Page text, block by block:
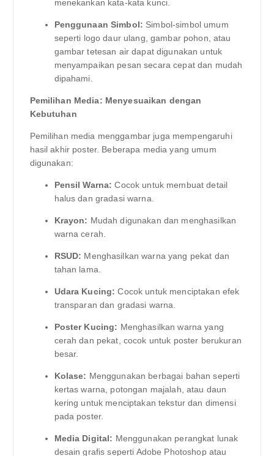
menekankan kata-kata kunci.
Penggunaan Simbol: Simbol-simbol umum
seperti logo daur ulang, gambar pohon, atau
gambar tetesan air dapat digunakan untuk
menyampaikan pesan secara cepat dan mudah
dipahami.
Pemilihan Media: Menyesuaikan dengan
Kebutuhan
Pemilihan media menggambar juga mempengaruhi
hasil akhir poster. Beberapa media yang umum
digunakan:
Pensil Warna: Cocok untuk membuat detail
halus dan gradasi warna.
Krayon: Mudah digunakan dan menghasilkan
warna cerah.
RSUD: Menghasilkan warna yang pekat dan
tahan lama.
Udara Kucing: Cocok untuk menciptakan efek
transparan dan gradasi warna.
Poster Kucing: Menghasilkan warna yang
cerah dan pekat, cocok untuk poster berukuran
besar.
Kolase: Menggunakan berbagai bahan seperti
kertas warna, potongan majalah, atau daun
kering untuk menciptakan tekstur dan dimensi
pada poster.
Media Digital: Menggunakan perangkat lunak
desain grafis seperti Adobe Photoshop atau